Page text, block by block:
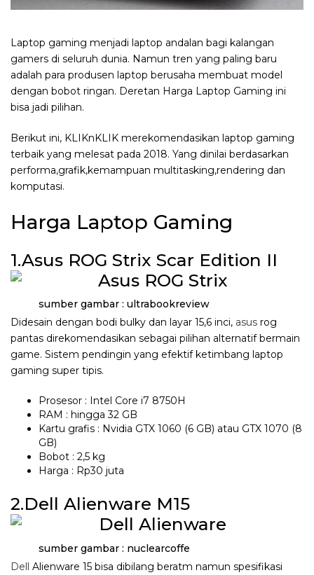
Laptop gaming menjadi laptop andalan bagi kalangan
gamers di seluruh dunia. Namun tren yang paling baru
adalah para produsen laptop berusaha membuat model
dengan bobot ringan. Deretan Harga Laptop Gaming ini
bisa jadi pilihan.
Berikut ini, KLIKnKLIK merekomendasikan laptop gaming
terbaik yang melesat pada 2018. Yang dinilai berdasarkan
performa,grafik,kemampuan multitasking,rendering dan
komputasi.
Harga Laptop Gaming
1.Asus ROG Strix Scar Edition II
sumber gambar : ultrabookreview
Didesain dengan bodi bulky dan layar 15,6 inci, asus rog
pantas direkomendasikan sebagai pilihan alternatif bermain
game. Sistem pendingin yang efektif ketimbang laptop
gaming super tipis.
Prosesor : Intel Core i7 8750H
RAM : hingga 32 GB
Kartu grafis : Nvidia GTX 1060 (6 GB) atau GTX 1070 (8
GB)
Bobot : 2,5 kg
Harga : Rp30 juta
2.Dell Alienware M15
sumber gambar : nuclearcoffe
Dell Alienware 15 bisa dibilang beratm namun spesifikasi